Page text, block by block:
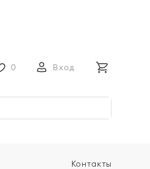
0 Вход
Контакты